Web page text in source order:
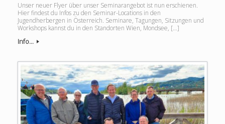
Unser neuer Flyer über unser Seminarangebot ist nun erschienen.
Hier findest du Infos zu den Seminar-Locations in den
Jugendherbergen in Österreich. Seminare, Tagungen, Sitzungen und
Workshops kannst du in den Standorten Wien, Mondsee, […]
Info...